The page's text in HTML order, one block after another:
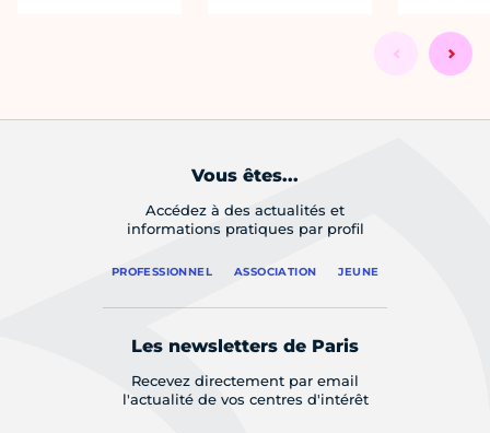
Vous êtes...
Accédez à des actualités et
informations pratiques par profil
PROFESSIONNEL ASSOCIATION JEUNE
Les newsletters de Paris
Recevez directement par email
l'actualité de vos centres d'intérêt